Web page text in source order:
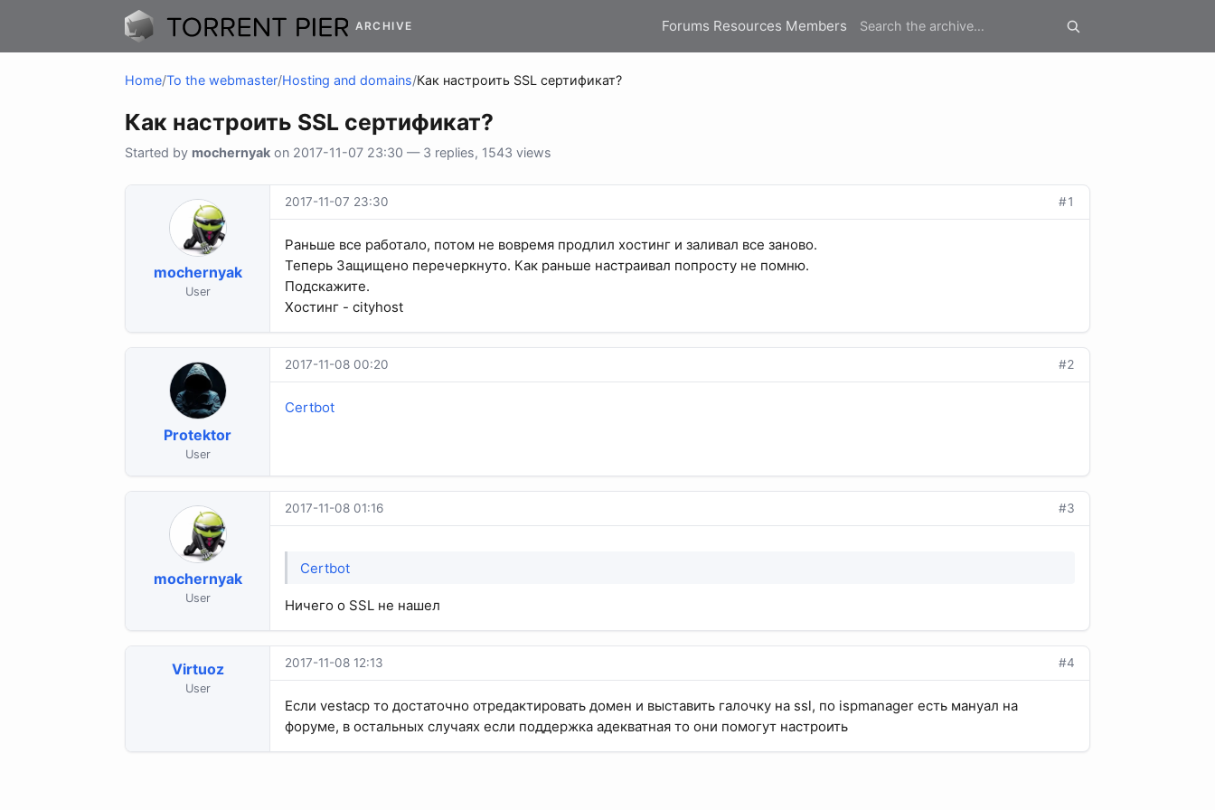
ARCHIVE Forums Resources Members
Home/To the webmaster/Hosting and domains/Как настроить SSL сертификат?
Как настроить SSL сертификат?
Started by mochernyak on 2017-11-07 23:30 — 3 replies, 1543 views
mochernyak
User
2017-11-07 23:30 #1
Раньше все работало, потом не вовремя продлил хостинг и заливал все заново.
Теперь Защищено перечеркнуто. Как раньше настраивал попросту не помню.
Подскажите.
Хостинг - cityhost
Protektor
User
2017-11-08 00:20 #2
Certbot
mochernyak
User
2017-11-08 01:16 #3
Certbot
Ничего о SSL не нашел
Virtuoz
User
2017-11-08 12:13 #4
Если vestacp то достаточно отредактировать домен и выставить галочку на ssl, по ispmanager есть мануал на
форуме, в остальных случаях если поддержка адекватная то они помогут настроить